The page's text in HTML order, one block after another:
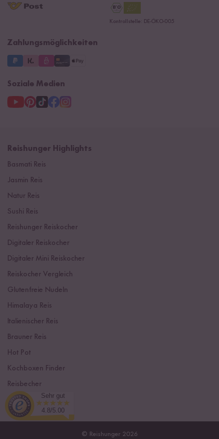
Reishunger Gutscheine
Kontrollstelle: DE-ÖKO-005
Zahlungsmöglichkeiten
Soziale Medien
Reishunger Highlights
Basmati Reis
Jasmin Reis
Natur Reis
Sushi Reis
Reishunger Reiskocher
Digitaler Reiskocher
Digitaler Mini Reiskocher
Reiskocher Vergleich
Glutenfreie Nudeln
Himalaya Reis
Italienischer Reis
Brauner Reis
Hot Pot
Kochboxen Finder
Reisbecher
Sushi Einsteiger Box
© Reishunger 2026
Sehr gut
4.8/5.00